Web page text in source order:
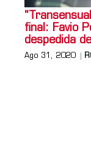
final: Favio
despedida
Ago 31, 2020